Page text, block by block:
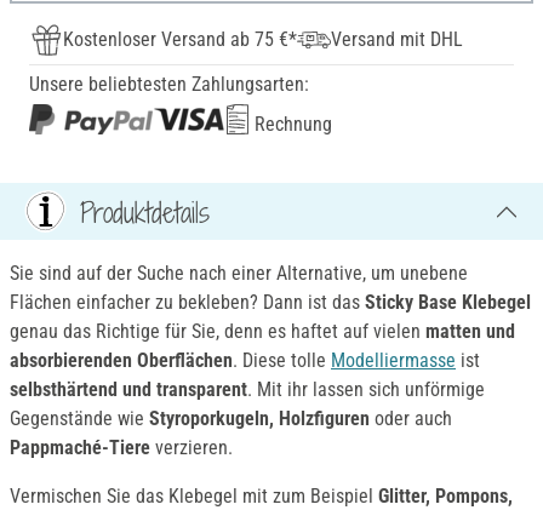
Kostenloser Versand ab 75 €*
Versand mit DHL
Unsere beliebtesten Zahlungsarten:
Rechnung
Produktdetails
Sie sind auf der Suche nach einer Alternative, um unebene
Flächen einfacher zu bekleben? Dann ist das Sticky Base Klebegel
genau das Richtige für Sie, denn es haftet auf vielen matten und
absorbierenden Oberflächen. Diese tolle Modelliermasse ist
selbsthärtend und transparent. Mit ihr lassen sich unförmige
Gegenstände wie Styroporkugeln, Holzfiguren oder auch
Pappmaché-Tiere verzieren.
Vermischen Sie das Klebegel mit zum Beispiel Glitter, Pompons,